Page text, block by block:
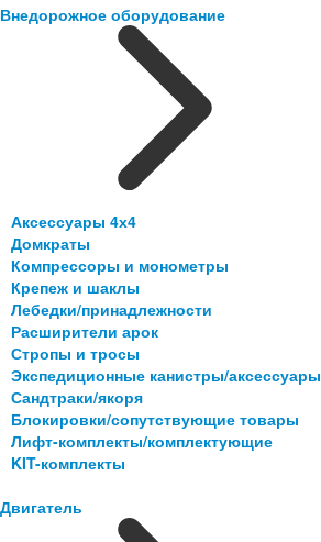
Внедорожное оборудование
Аксессуары 4х4
Домкраты
Компрессоры и монометры
Крепеж и шаклы
Лебедки/принадлежности
Расширители арок
Стропы и тросы
Экспедиционные канистры/аксессуары
Сандтраки/якоря
Блокировки/сопутствующие товары
Лифт-комплекты/комплектующие
KIT-комплекты
Двигатель